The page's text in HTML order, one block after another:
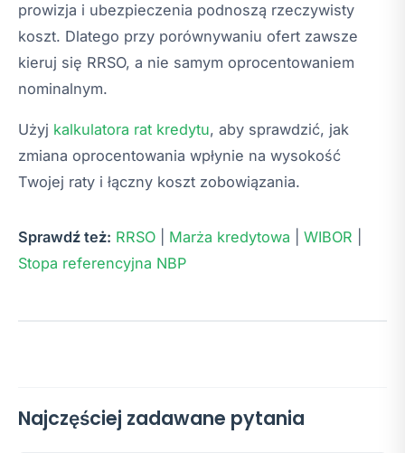
prowizja i ubezpieczenia podnoszą rzeczywisty
koszt. Dlatego przy porównywaniu ofert zawsze
kieruj się RRSO, a nie samym oprocentowaniem
nominalnym.
Użyj kalkulatora rat kredytu, aby sprawdzić, jak
zmiana oprocentowania wpłynie na wysokość
Twojej raty i łączny koszt zobowiązania.
Sprawdź też: RRSO Marża kredytowa WIBOR
Stopa referencyjna NBP
Najczęściej zadawane pytania